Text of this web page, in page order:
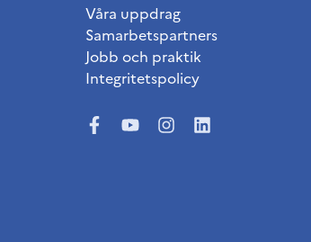
Våra uppdrag
Samarbetspartners
Jobb och praktik
Integritetspolicy